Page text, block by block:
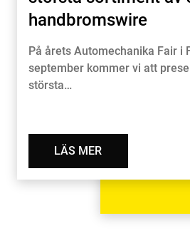
handbromswire
På årets Automechanika Fair i
september kommer vi att
största…
LÄS MER